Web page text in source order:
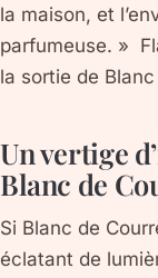
la maison, et
parfumeuse. »
la sortie de
Un vertige
Blanc de
Si Blanc de
éclatant de